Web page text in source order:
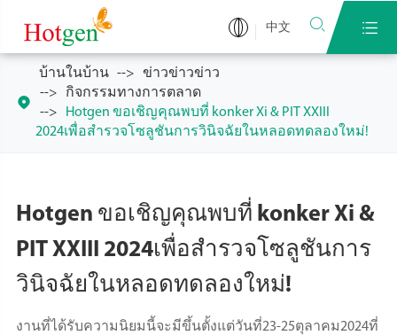
中文  

บ้านในบ้าน
ข่าวข่าวข่าว
กิจกรรมทางการตลาด
Hotgen ขอเชิญคุณพบที่ konker Xi & PIT XXIII
2024เพื่อสำรวจโซลูชันการวินิจฉัยในหลอดทดลองใหม่!
Hotgen ขอเชิญคุณพบที่ konker Xi &
PIT XXIII 2024เพื่อสำรวจโซลูชันการ
วินิจฉัยในหลอดทดลองใหม่!
งานที่ได้รับความนิยมนี้จะมีขึ้นตั้งแต่วันที่23-25ตุลาคม2024ที่